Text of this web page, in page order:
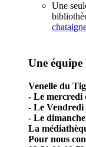
Une
Une équipe
Venelle du
- Le mercredi
- Le Vendredi
- Le
La
Pour nous